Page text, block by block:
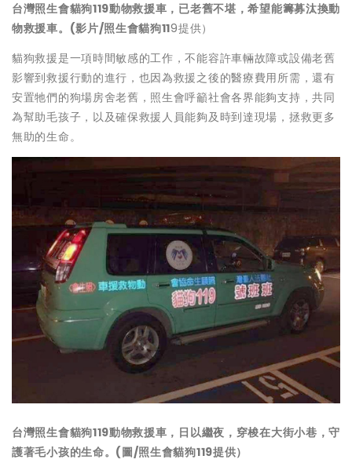
台灣照生會貓狗119動物救援車，已老舊不堪，希望能籌募汰換動
物救援車。(影片/照生會貓狗119提供）
貓狗救援是一項時間敏感的工作，不能容許車輛故障或設備老舊
影響到救援行動的進行，也因為救援之後的醫療費用所需，還有
安置牠們的狗場房舍老舊，照生會呼籲社會各界能夠支持，共同
為幫助毛孩子，以及確保救援人員能夠及時到達現場，拯救更多
無助的生命。
台灣照生會貓狗119動物救援車，日以繼夜，穿梭在大街小巷，守
護著毛小孩的生命。(圖/照生會貓狗119提供）